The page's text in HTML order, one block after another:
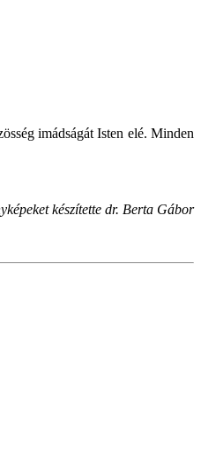
imádságát Isten elé. Minden
készítette dr. Berta Gábor